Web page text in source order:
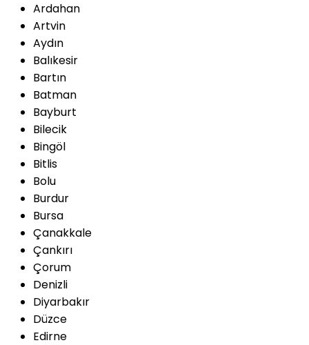
Ardahan
Artvin
Aydın
Balıkesir
Bartın
Batman
Bayburt
Bilecik
Bingöl
Bitlis
Bolu
Burdur
Bursa
Çanakkale
Çankırı
Çorum
Denizli
Diyarbakır
Düzce
Edirne